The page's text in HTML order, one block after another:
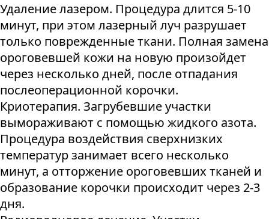
Удаление лазером. Процедура длится 5-10
минут, при этом лазерный луч разрушает
только поврежденные ткани. Полная замена
ороговевшей кожи на новую произойдет
через несколько дней, после отпадания
послеоперационной корочки.
Криотерапия. Загрубевшие участки
вымораживают с помощью жидкого азота.
Процедура воздействия сверхнизких
температур занимает всего несколько
минут, а отторжение ороговевших тканей и
образование корочки происходит через 2-3
дня.